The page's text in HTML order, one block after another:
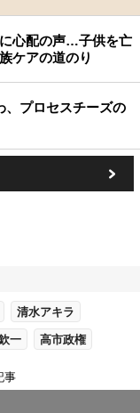
心配の声…子供を亡
ケアの道のり
、プロセスチーズの
清水アキラ
一 高市政権
事